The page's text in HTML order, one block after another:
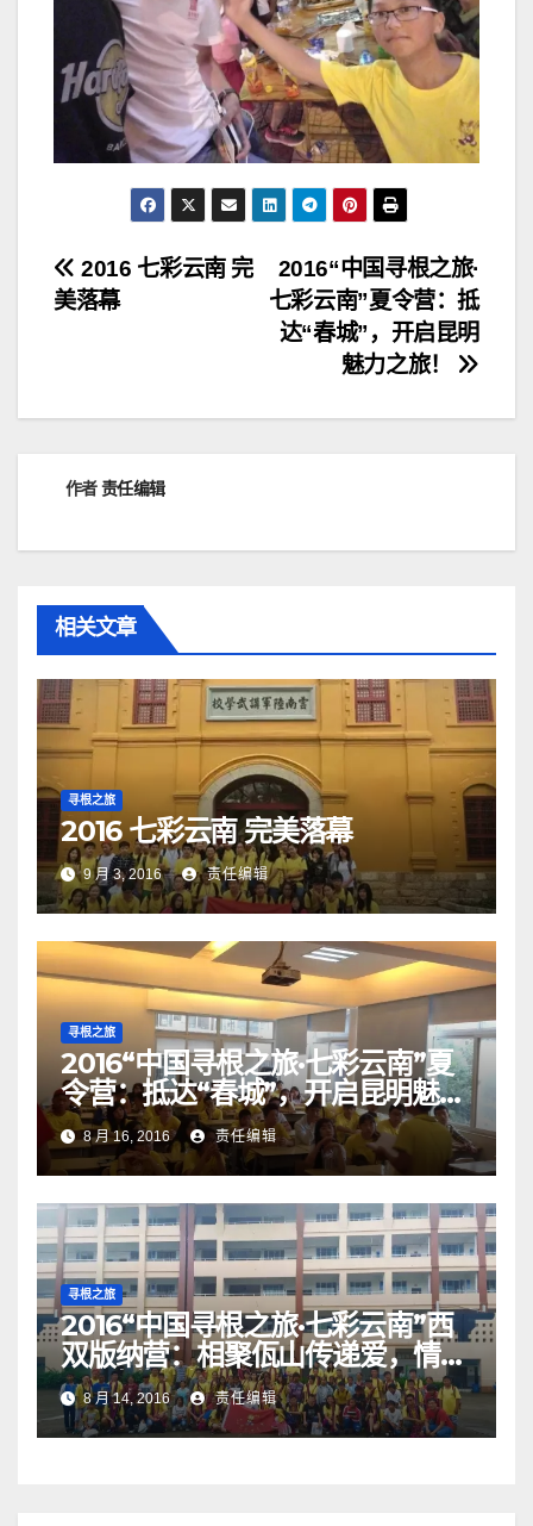
文
章
航
2016“中国寻根之旅·
七彩云南”夏令营：抵
达“春城”，开启昆明
魅力之旅！
2016 七彩云南 完
美落幕
作者责任编辑
相关文章
寻根之旅
2016 七彩云南 完美落幕
9 月 3, 2016 责任编辑
寻根之旅
2016“中国寻根之旅·七彩云南”夏
令营：抵达“春城”，开启昆明魅力
之旅！
8 月 16, 2016 责任编辑
寻根之旅
2016“中国寻根之旅·七彩云南”西
双版纳营：相聚佤山传递爱，情系
西盟播撒希望！
8 月 14, 2016 责任编辑